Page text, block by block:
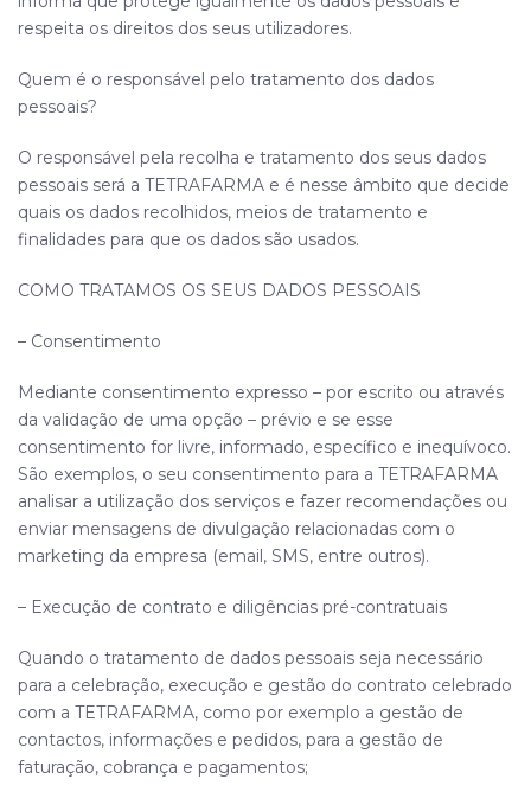
respeita os direitos dos seus utilizadores.
Quem é o responsável pelo tratamento dos dados
pessoais?
O responsável pela recolha e tratamento dos seus dados
pessoais será a TETRAFARMA e é nesse âmbito que decide
quais os dados recolhidos, meios de tratamento e
finalidades para que os dados são usados.
COMO TRATAMOS OS SEUS DADOS PESSOAIS
– Consentimento
Mediante consentimento expresso – por escrito ou através
da validação de uma opção – prévio e se esse
consentimento for livre, informado, específico e inequívoco.
São exemplos, o seu consentimento para a TETRAFARMA
analisar a utilização dos serviços e fazer recomendações ou
enviar mensagens de divulgação relacionadas com o
marketing da empresa (email, SMS, entre outros).
– Execução de contrato e diligências pré-contratuais
Quando o tratamento de dados pessoais seja necessário
para a celebração, execução e gestão do contrato celebrado
com a TETRAFARMA, como por exemplo a gestão de
contactos, informações e pedidos, para a gestão de
faturação, cobrança e pagamentos;